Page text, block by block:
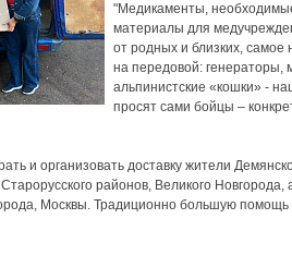
"Медикаменты,
материалы для
от родных и близких, самое
на передовой: генераторы,
альпинистские «кошки» -
просят сами бойцы –
и организовать доставку жители
районов, Великого
Москвы. Традиционно большую помощь